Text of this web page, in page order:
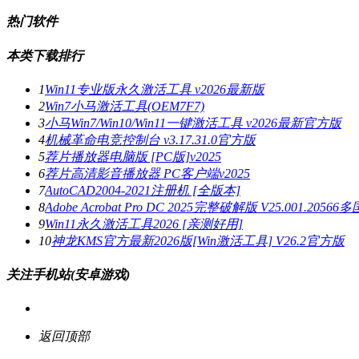
热门软件
本类下载排行
1Win11专业版永久激活工具 v2026最新版
2Win7小马激活工具(OEM7F7)
3小马Win7/Win10/Win11一键激活工具 v2026最新官方版
4机械革命电竞控制台 v3.17.31.0官方版
5荐片播放器电脑版 [PC版]v2025
6荐片高清影音播放器 PC客户端v2025
7AutoCAD2004-2021注册机 [全版本]
8Adobe Acrobat Pro DC 2025完整破解版 V25.001.20566
9Win11永久激活工具2026 [亲测好用]
10神龙KMS官方最新2026版[Win激活工具] V26.2官方版
关注手机站(安卓游戏)
返回顶部